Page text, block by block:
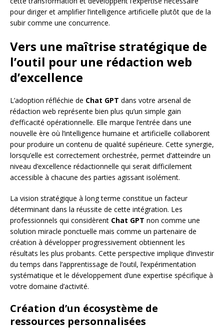
pour diriger et amplifier l’intelligence artificielle plutôt que de la
subir comme une concurrence.
Vers une maîtrise stratégique de
l’outil pour une rédaction web
d’excellence
L’adoption réfléchie de Chat GPT dans votre arsenal de
rédaction web représente bien plus qu’un simple gain
d’efficacité opérationnelle. Elle marque l’entrée dans une
nouvelle ère où l’intelligence humaine et artificielle collaborent
pour produire un contenu de qualité supérieure. Cette synergie,
lorsqu’elle est correctement orchestrée, permet d’atteindre un
niveau d’excellence rédactionnelle qui serait difficilement
accessible à chacune des parties agissant isolément.
La vision stratégique à long terme constitue un facteur
déterminant dans la réussite de cette intégration. Les
professionnels qui considèrent Chat GPT non comme une
solution miracle ponctuelle mais comme un partenaire de
création à développer progressivement obtiennent les
résultats les plus probants. Cette perspective implique d’investir
du temps dans l’apprentissage de l’outil, l’expérimentation
systématique et le développement d’une expertise spécifique à
votre domaine d’activité.
Création d’un écosystème de
ressources personnalisées